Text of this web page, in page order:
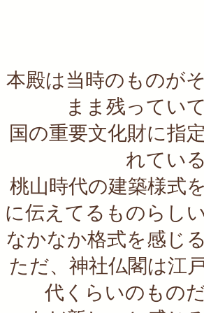
本殿は当時のものが
まま残ってい
国の重要文化財に指
れてい
桃山時代の建築様式
に伝えてるものらし
なかなか格式を感じ
ただ、神社仏閣は江
代くらいのもの